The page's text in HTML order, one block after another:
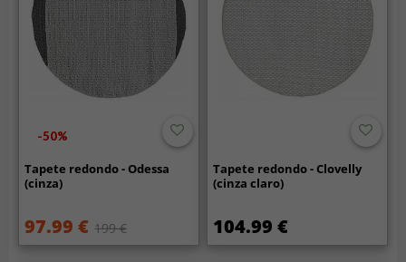
-50%
Tapete redondo - Odessa
(cinza)
97.99 € 199 €
Tapete redondo - Clovelly
(cinza claro)
104.99 €